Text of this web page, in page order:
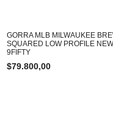
GORRA MLB MILWAUKEE
SQUARED LOW PROFILE
9FIFTY
$79.800,00